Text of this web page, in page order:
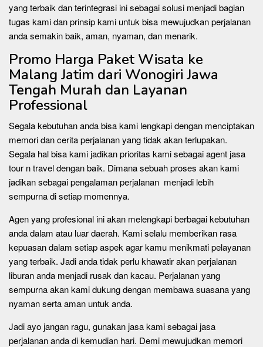
yang terbaik dan terintegrasi ini sebagai solusi menjadi bagian
tugas kami dan prinsip kami untuk bisa mewujudkan perjalanan
anda semakin baik, aman, nyaman, dan menarik.
Promo Harga Paket Wisata ke
Malang Jatim dari Wonogiri Jawa
Tengah Murah dan Layanan
Professional
Segala kebutuhan anda bisa kami lengkapi dengan menciptakan
memori dan cerita perjalanan yang tidak akan terlupakan.
Segala hal bisa kami jadikan prioritas kami sebagai agent jasa
tour n travel dengan baik. Dimana sebuah proses akan kami
jadikan sebagai pengalaman perjalanan menjadi lebih
sempurna di setiap momennya.
Agen yang profesional ini akan melengkapi berbagai kebutuhan
anda dalam atau luar daerah. Kami selalu memberikan rasa
kepuasan dalam setiap aspek agar kamu menikmati pelayanan
yang terbaik. Jadi anda tidak perlu khawatir akan perjalanan
liburan anda menjadi rusak dan kacau. Perjalanan yang
sempurna akan kami dukung dengan membawa suasana yang
nyaman serta aman untuk anda.
Jadi ayo jangan ragu, gunakan jasa kami sebagai jasa
perjalanan anda di kemudian hari. Demi mewujudkan memori